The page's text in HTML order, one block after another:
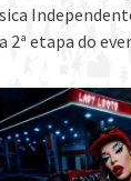
2ª etapa do